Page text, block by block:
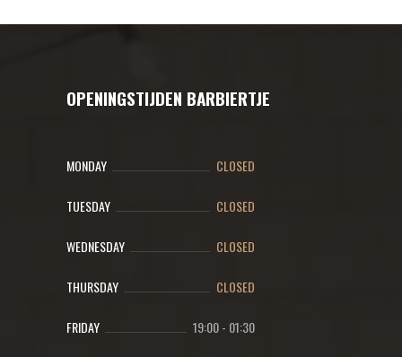
OPENINGSTIJDEN BARBIERTJE
MONDAY CLOSED
TUESDAY CLOSED
WEDNESDAY CLOSED
THURSDAY CLOSED
FRIDAY 19:00- 01:30